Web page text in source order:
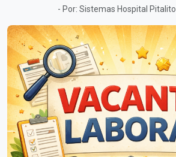
- Por: Sistemas Hospital Pitalito